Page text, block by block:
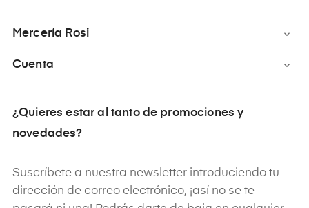
Mercería Rosi 
Cuenta 
¿Quieres estar al tanto de promociones y
novedades?
Suscríbete a nuestra newsletter introduciendo tu
dirección de correo electrónico, ¡así no se te